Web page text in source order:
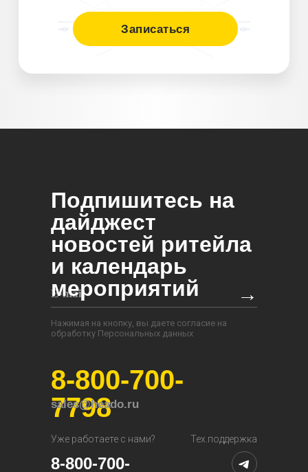
Записаться
Подпишитесь на
дайджест
новостей ритейла
и календарь
мероприятий
8-800-700-
7798
sales@heado.ru
Уже работаете с нами? Тех.поддержка
8-800-700-
→
Нажимая на кнопку, вы даете согласие на
обработку Персональных данных